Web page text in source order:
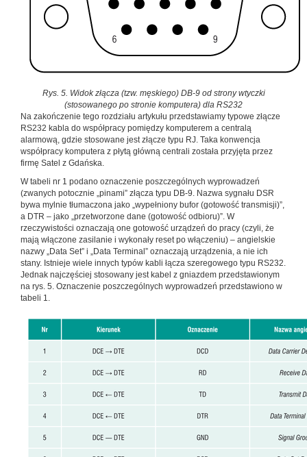
Rys. 5. Widok złącza (tzw. męskiego) DB-9 od strony wtyczki
(stosowanego po stronie komputera) dla RS232
Na zakończenie tego rozdziału artykułu przedstawiamy typowe złącze
RS232 kabla do współpracy pomiędzy komputerem a centralą
alarmową, gdzie stosowane jest złącze typu RJ. Taka konwencja
współpracy komputera z płytą główną centrali została przyjęta przez
firmę Satel z Gdańska.
W tabeli nr 1 podano oznaczenie poszczególnych wyprowadzeń
(zwanych potocznie „pinami” złącza typu DB-9. Nazwa sygnału DSR
bywa mylnie tłumaczona jako „wypełniony bufor (gotowość transmisji)”,
a DTR – jako „przetworzone dane (gotowość odbioru)”. W
rzeczywistości oznaczają one gotowość urządzeń do pracy (czyli, że
mają włączone zasilanie i wykonały reset po włączeniu) – angielskie
nazwy „Data Set” i „Data Terminal” oznaczają urządzenia, a nie ich
stany. Istnieje wiele innych typów kabli łącza szeregowego typu RS232.
Jednak najczęściej stosowany jest kabel z gniazdem przedstawionym
na rys. 5. Oznaczenie poszczególnych wyprowadzeń przedstawiono w
tabeli 1.